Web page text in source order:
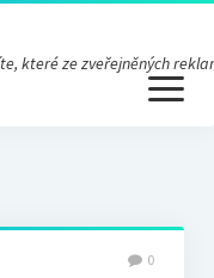
které ze zveřejněných
open
menu
0